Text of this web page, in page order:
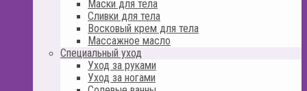
Маски для тела
Сливки для тела
Восковый крем для тела
Массажное масло
Специальный уход
Уход за руками
Уход за ногами